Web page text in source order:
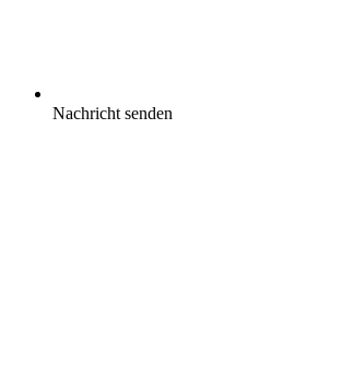
Nachricht senden